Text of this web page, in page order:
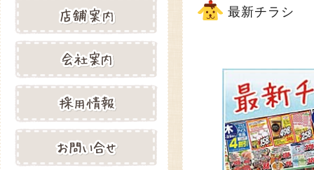
最新チラシ